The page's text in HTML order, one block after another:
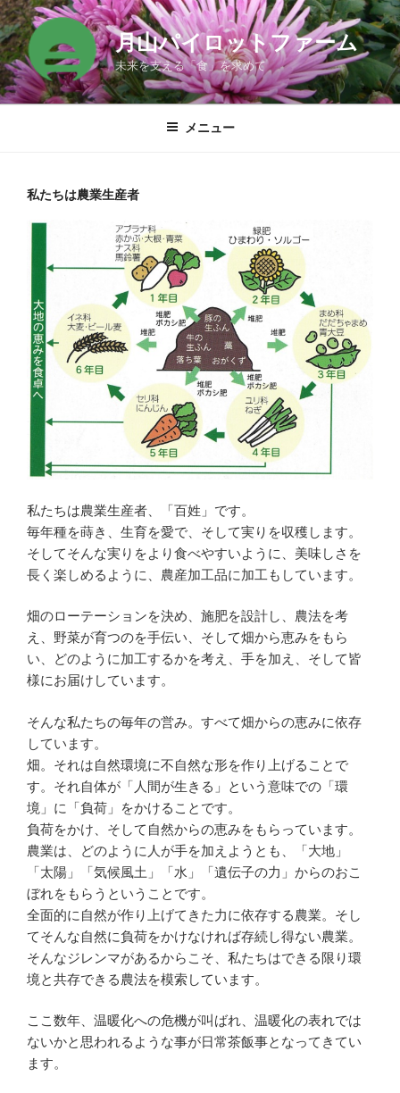
コ
ン
テ
ン
ツ
月山パイロットファーム
未来を支える「食」を求めて
メニュー
私たちは農業生産者
私たちは農業生産者、「百姓」です。
毎年種を蒔き、生育を愛で、そして実りを収穫します。
そしてそんな実りをより食べやすいように、美味しさを
長く楽しめるように、農産加工品に加工もしています。
畑のローテーションを決め、施肥を設計し、農法を考
え、野菜が育つのを手伝い、そして畑から恵みをもら
い、どのように加工するかを考え、手を加え、そして皆
様にお届けしています。
そんな私たちの毎年の営み。すべて畑からの恵みに依存
しています。
畑。それは自然環境に不自然な形を作り上げることで
す。それ自体が「人間が生きる」という意味での「環
境」に「負荷」をかけることです。
負荷をかけ、そして自然からの恵みをもらっています。
農業は、どのように人が手を加えようとも、「大地」
「太陽」「気候風土」「水」「遺伝子の力」からのおこ
ぼれをもらうということです。
全面的に自然が作り上げてきた力に依存する農業。そし
てそんな自然に負荷をかけなければ存続し得ない農業。
そんなジレンマがあるからこそ、私たちはできる限り環
境と共存できる農法を模索しています。
ここ数年、温暖化への危機が叫ばれ、温暖化の表れでは
ないかと思われるような事が日常茶飯事となってきてい
ます。